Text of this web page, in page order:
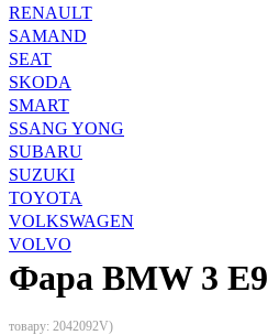
RENAULT
SAMAND
SEAT
SKODA
SMART
SSANG YONG
SUBARU
SUZUKI
TOYOTA
VOLKSWAGEN
VOLVO
Фара BMW 3
товару: 2042092V)